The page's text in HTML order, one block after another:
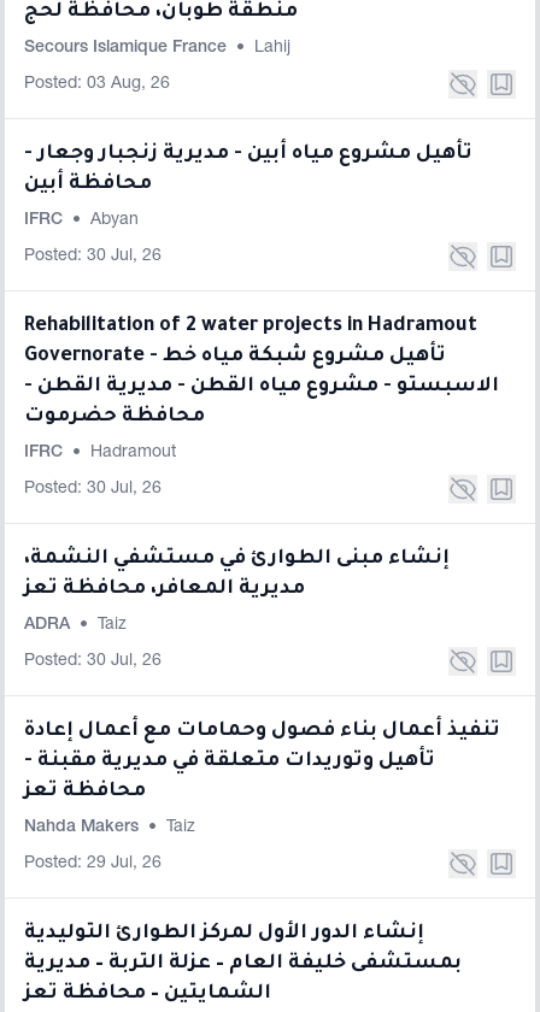
منطقة طوبان، محافظة لحج
Secours Islamique France • Lahij
Posted: 03 Aug, 26
تأهيل مشروع مياه أبين - مديرية زنجبار وجعار -
محافظة أبين
IFRC • Abyan
Posted: 30 Jul, 26
Rehabilitation of 2 water projects in Hadramout
Governorate - تأهيل مشروع شبكة مياه خط
الاسبستو - مشروع مياه القطن - مديرية القطن -
محافظة حضرموت
IFRC • Hadramout
Posted: 30 Jul, 26
إنشاء مبنى الطوارئ في مستشفي النشمة،
مديرية المعافر، محافظة تعز
ADRA • Taiz
Posted: 30 Jul, 26
تنفيذ أعمال بناء فصول وحمامات مع أعمال إعادة
تأهيل وتوريدات متعلقة في مديرية مقبنة -
محافظة تعز
Nahda Makers • Taiz
Posted: 29 Jul, 26
إنشاء الدور الأول لمركز الطوارئ التوليدية
بمستشفى خليفة العام – عزلة التربة – مديرية
الشمايتين – محافظة تعز